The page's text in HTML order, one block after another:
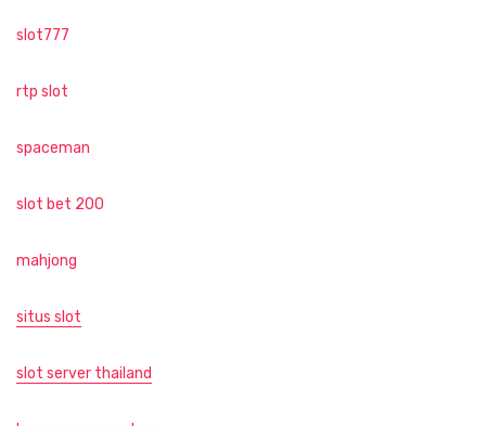
slot777
rtp slot
spaceman
slot bet 200
mahjong
situs slot
slot server thailand